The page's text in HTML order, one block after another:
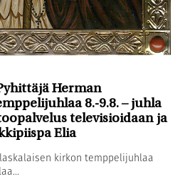
Herman
8.-9.8. – juhla
televisioidaan ja
Elia
kirkon temppelijuhlaa